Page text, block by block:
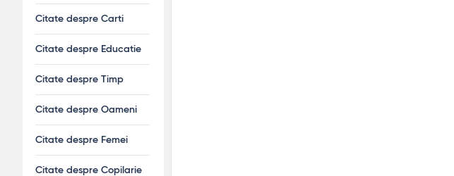
Citate despre Carti
Citate despre Educatie
Citate despre Timp
Citate despre Oameni
Citate despre Femei
Citate despre Copilarie